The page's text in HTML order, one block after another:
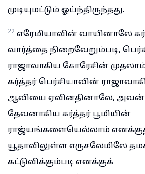
முடியுமட்டும் ஓய்ந்திருந்தது.
22 எரேமியாவின் வாயினாலே
வார்த்தை நிறைவேறும்படி,
ராஜாவாகிய கோரேசின்
கர்த்தர் பெர்சியாவின்
ஆவியை ஏவினதினாலே,
தேவனாகிய கர்த்தர் பூமியின்
ராஜ்யங்களையெல்லாம் எனக்குத்
யூதாவிலுள்ள எருசலேமிலே
கட்டுவிக்கும்படி எனக்குக்